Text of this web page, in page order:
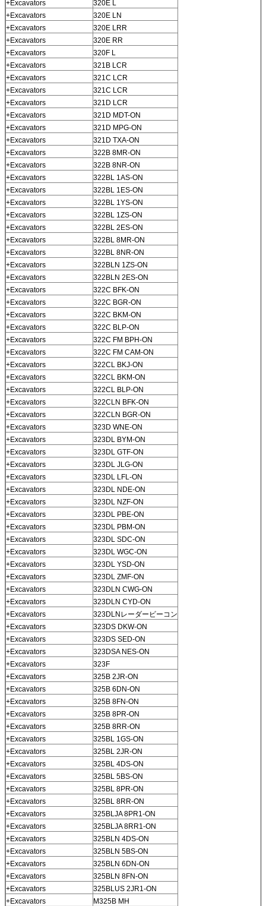
+Excavators
320E L
+Excavators
320E LN
+Excavators
320E LRR
+Excavators
320E RR
+Excavators
320F L
+Excavators
321B LCR
+Excavators
321C LCR
+Excavators
321C LCR
+Excavators
321D LCR
+Excavators
321D MDT-ON
+Excavators
321D MPG-ON
+Excavators
321D TXA-ON
+Excavators
322B 8MR-ON
+Excavators
322B 8NR-ON
+Excavators
322BL 1AS-ON
+Excavators
322BL 1ES-ON
+Excavators
322BL 1YS-ON
+Excavators
322BL 1ZS-ON
+Excavators
322BL 2ES-ON
+Excavators
322BL 8MR-ON
+Excavators
322BL 8NR-ON
+Excavators
322BLN 1ZS-ON
+Excavators
322BLN 2ES-ON
+Excavators
322C BFK-ON
+Excavators
322C BGR-ON
+Excavators
322C BKM-ON
+Excavators
322C BLP-ON
+Excavators
322C FM BPH-ON
+Excavators
322C FM CAM-ON
+Excavators
322CL BKJ-ON
+Excavators
322CL BKM-ON
+Excavators
322CL BLP-ON
+Excavators
322CLN BFK-ON
+Excavators
322CLN BGR-ON
+Excavators
323D WNE-ON
+Excavators
323DL BYM-ON
+Excavators
323DL GTF-ON
+Excavators
323DL JLG-ON
+Excavators
323DL LFL-ON
+Excavators
323DL NDE-ON
+Excavators
323DL NZF-ON
+Excavators
323DL PBE-ON
+Excavators
323DL PBM-ON
+Excavators
323DL SDC-ON
+Excavators
323DL WGC-ON
+Excavators
323DL YSD-ON
+Excavators
323DL ZMF-ON
+Excavators
323DLN CWG-ON
+Excavators
323DLN CYD-ON
+Excavators
323DLNレーダービーコン
+Excavators
323DS DKW-ON
+Excavators
323DS SED-ON
+Excavators
323DSA NES-ON
+Excavators
323F
+Excavators
325B 2JR-ON
+Excavators
325B 6DN-ON
+Excavators
325B 8FN-ON
+Excavators
325B 8PR-ON
+Excavators
325B 8RR-ON
+Excavators
325BL 1GS-ON
+Excavators
325BL 2JR-ON
+Excavators
325BL 4DS-ON
+Excavators
325BL 5BS-ON
+Excavators
325BL 8PR-ON
+Excavators
325BL 8RR-ON
+Excavators
325BLJA 8PR1-ON
+Excavators
325BLJA 8RR1-ON
+Excavators
325BLN 4DS-ON
+Excavators
325BLN 5BS-ON
+Excavators
325BLN 6DN-ON
+Excavators
325BLN 8FN-ON
+Excavators
325BLUS 2JR1-ON
+Excavators
M325B MH